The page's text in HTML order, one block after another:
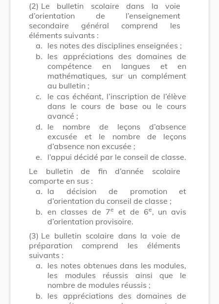
(2) Le bulletin scolaire dans la voie
d’orientation de l’enseignement
secondaire général comprend les
éléments suivants :
a. les notes des disciplines enseignées ;
b. les appréciations des domaines de
compétence en langues et en
mathématiques, sur un complément
au bulletin ;
c.
le cas échéant, l’inscription de l’élève
dans le cours de base ou le cours
avancé ;
d. le nombre de leçons d’absence
excusée et le nombre de leçons
d’absence non excusée ;
e.
l’appui décidé par le conseil de classe.
Le bulletin de fin d’année scolaire
comporte en sus :
a. la décision de promotion et
d’orientation du conseil de classe ;
b. en classes de 7e et de 6e, un avis
d’orientation provisoire.
(3) Le bulletin scolaire dans la voie de
préparation comprend les éléments
suivants :
a. les notes obtenues dans les modules,
les modules réussis ainsi que le
nombre de modules réussis ;
b. les appréciations des domaines de